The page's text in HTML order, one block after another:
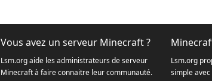
Vous avez un serveur Minecraft ?
Lsm.org aide les administrateurs de serveur
Minecraft à faire connaitre leur communauté.
Lsm.org
simple